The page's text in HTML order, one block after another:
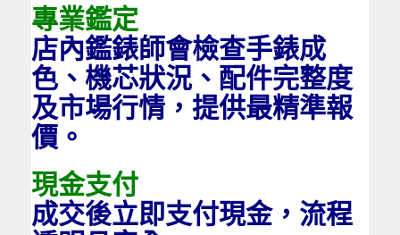
專業鑑定
店內鑑錶師會檢查手錶成
色、機芯狀況、配件完整度
及市場行情，提供最精準報
價。
現金支付
成交後立即支付現金，流程